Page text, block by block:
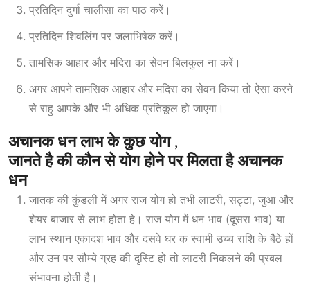
प्रतिदिन दुर्गा चालीसा का पाठ करें।
प्रतिदिन शिवलिंग पर जलाभिषेक करें।
तामसिक आहार और मदिरा का सेवन बिलकुल ना करें।
अगर आपने तामसिक आहार और मदिरा का सेवन किया तो ऐसा करने
से राहु आपके और भी अधिक प्रतिकूल हो जाएगा।
अचानक धन लाभ के कुछ योग ,
जानते है की कौन से योग होने पर मिलता है अचानक
धन
जातक की कुंडली में अगर राज योग हो तभी लाटरी, सट्टा, जुआ और
शेयर बाजार से लाभ होता हे। राज योग में धन भाव (दूसरा भाव) या
लाभ स्थान एकादश भाव और दसवे घर क स्वामी उच्च राशि के बैठे हों
और उन पर सौम्ये ग्रह की दृस्टि हो तो लाटरी निकलने की प्रबल
संभावना होती है।